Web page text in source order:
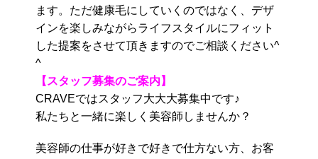
ます。ただ健康毛にしていくのではなく、デザ
インを楽しみながらライフスタイルにフィット
した提案をさせて頂きますのでご相談ください^
^
【スタッフ募集のご案内】
CRAVEではスタッフ大大大募集中です♪
私たちと一緒に楽しく美容師しませんか？
美容師の仕事が好きで好きで仕方ない方、お客